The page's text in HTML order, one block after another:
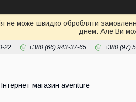
не може швидко обробляти
днем. Але Ви
22 +380 (66) 943-37-65 +380 (97)
Інтернет-магазин aventure